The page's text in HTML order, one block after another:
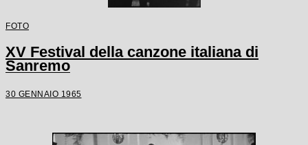
FOTO
XV Festival della canzone italiana di
Sanremo
30 GENNAIO 1965